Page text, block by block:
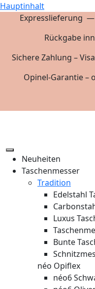
Hauptinhalt
Expresslieferung
Rückgabe
Sichere Zahlung –
Opinel-Garantie –
Neuheiten
Taschenmesser
Tradition
Edelstahl
Luxus
Bunte
néo Opiflex
néo6